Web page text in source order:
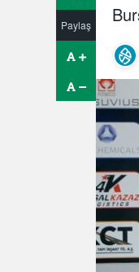
Paylaş